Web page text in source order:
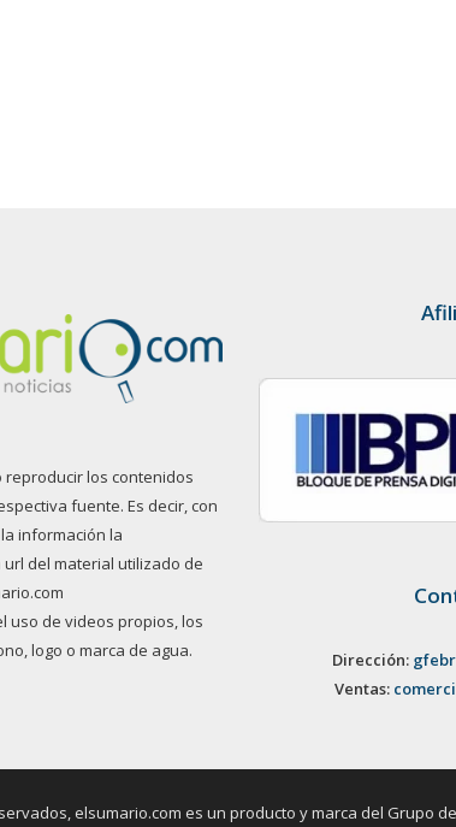
los contenidos
fuente. Es decir, con
información la
del material utilizado de
uso de videos propios, los
logo o marca de agua.
Dirección:
Ventas:
elsumario.com es un producto y marca del Grupo de